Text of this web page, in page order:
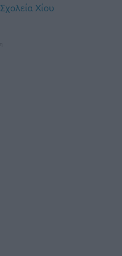
Σχολεία Χίου